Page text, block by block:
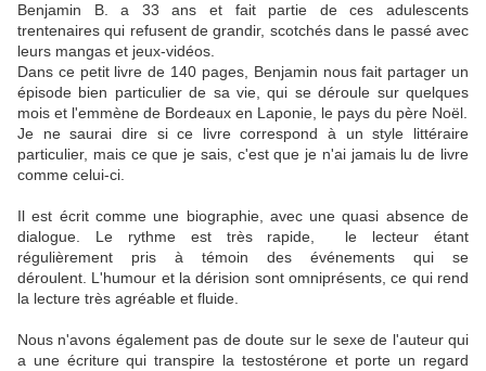
Benjamin B. a 33 ans et fait partie de ces adulescents
trentenaires qui refusent de grandir, scotchés dans le passé avec
leurs mangas et jeux-vidéos.
Dans ce petit livre de 140 pages, Benjamin nous fait partager un
épisode bien particulier de sa vie, qui se déroule sur quelques
mois et l'emmène de Bordeaux en Laponie, le pays du père Noël.
Je ne saurai dire si ce livre correspond à un style littéraire
particulier, mais ce que je sais, c'est que je n'ai jamais lu de livre
comme celui-ci.
Il est écrit comme une biographie, avec une quasi absence de
dialogue. Le rythme est très rapide, le lecteur étant
régulièrement pris à témoin des événements qui se
déroulent. L'humour et la dérision sont omniprésents, ce qui rend
la lecture très agréable et fluide.
Nous n'avons également pas de doute sur le sexe de l'auteur qui
a une écriture qui transpire la testostérone et porte un regard